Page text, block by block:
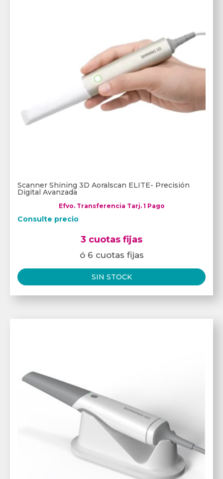
Scanner Shining 3D Aoralscan ELITE- Precisión
Digital Avanzada
Efvo. Transferencia Tarj. 1 Pago
Consulte precio
3 cuotas fijas
ó 6 cuotas fijas
SIN STOCK